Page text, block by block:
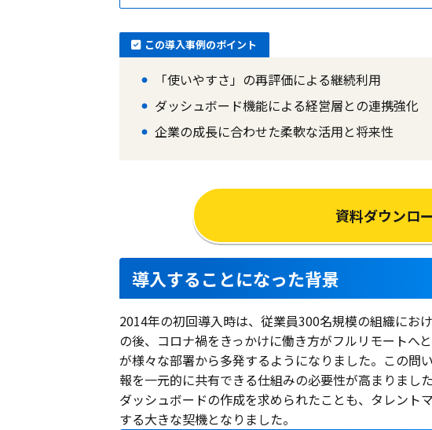
この導入事例のポイント
「使いやすさ」の再評価による継続利用
ダッシュボード機能による経営層との連携強化
企業の成長に合わせた柔軟な活用と将来性
資料ダウンロ
導入することになった背景
2014年の初回導入時は、従業員300名規模の組織にお
の後、コロナ禍をきっかけに働き方がフルリモートへ
が様々な部署から多発するようになりました。この問
報を一元的に共有できる仕組みの必要性が高まりまし
ダッシュボードの作成を求められたことも、タレント
する大きな契機となりました。